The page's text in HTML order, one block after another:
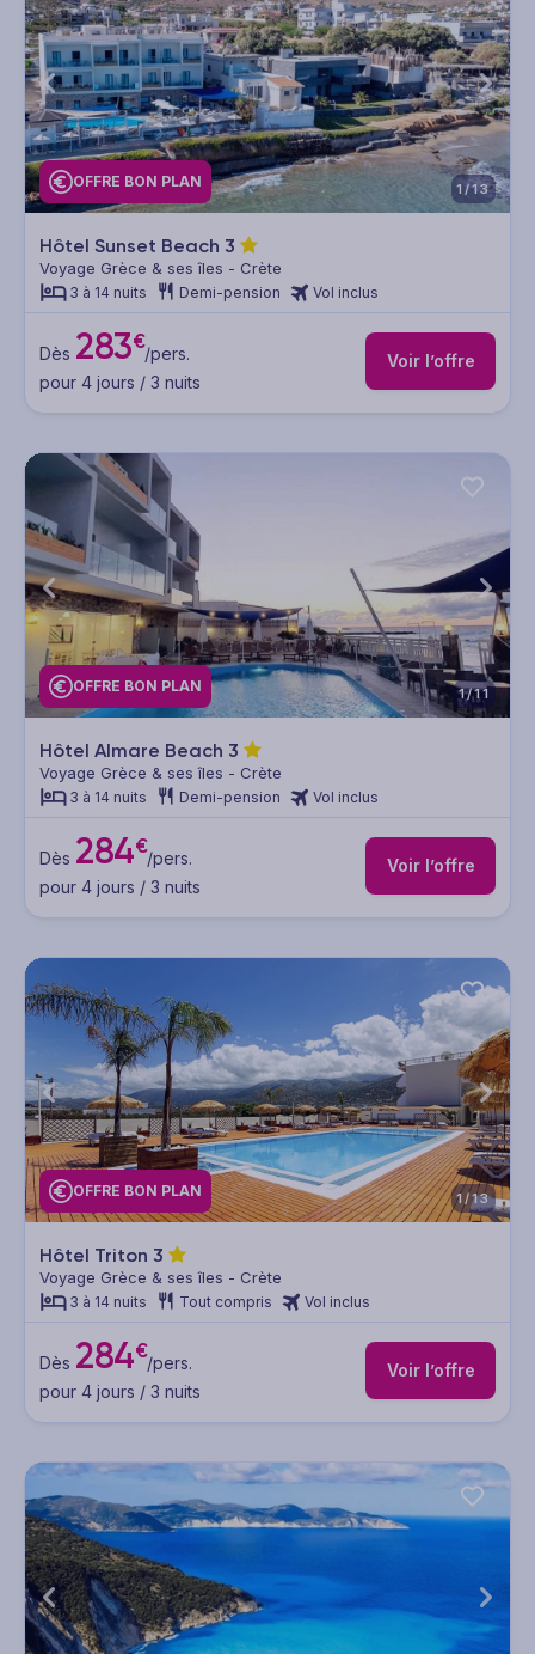
OFFRE BON PLAN 1/13
Hôtel Sunset Beach 3
Voyage Grèce & ses îles - Crète
3 à 14 nuits Demi-pension Vol inclus
Dès 283€/pers.
pour 4 jours / 3 nuits
Voir l’offre
OFFRE BON PLAN 1/11
Hôtel Almare Beach 3
Voyage Grèce & ses îles - Crète
3 à 14 nuits Demi-pension Vol inclus
Dès 284€/pers.
pour 4 jours / 3 nuits
Voir l’offre
OFFRE BON PLAN 1/13
Hôtel Triton 3
Voyage Grèce & ses îles - Crète
3 à 14 nuits Tout compris Vol inclus
Dès 284€/pers.
pour 4 jours / 3 nuits
Voir l’offre